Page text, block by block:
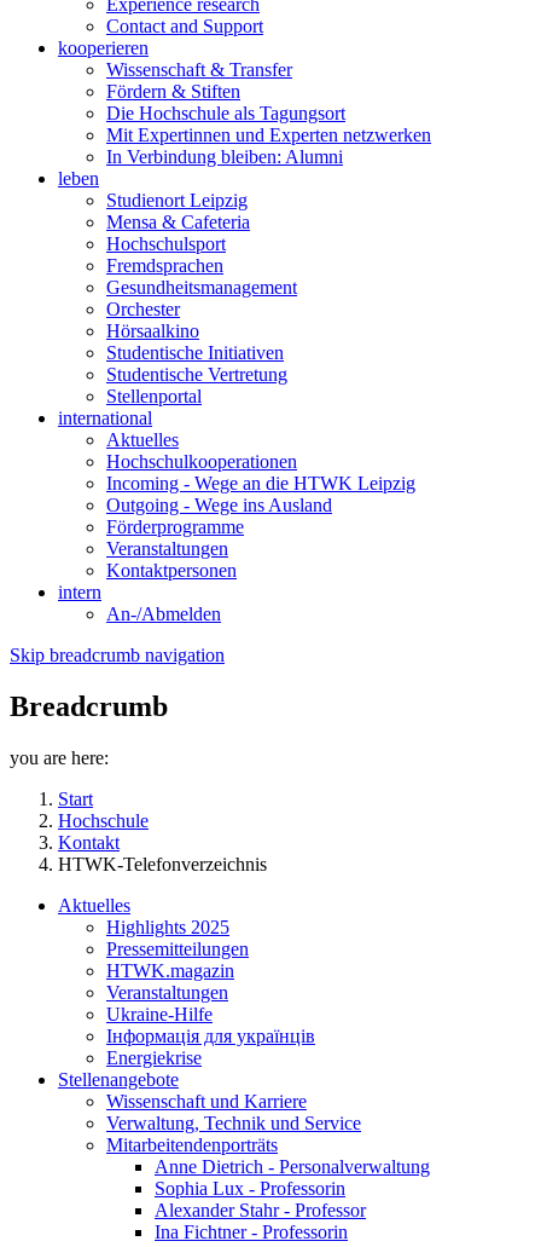
Experience research
Contact and Support
kooperieren
Wissenschaft & Transfer
Fördern & Stiften
Die Hochschule als Tagungsort
Mit Expertinnen und Experten netzwerken
In Verbindung bleiben: Alumni
leben
Studienort Leipzig
Mensa & Cafeteria
Hochschulsport
Fremdsprachen
Gesundheitsmanagement
Orchester
Hörsaalkino
Studentische Initiativen
Studentische Vertretung
Stellenportal
international
Aktuelles
Hochschulkooperationen
Incoming - Wege an die HTWK Leipzig
Outgoing - Wege ins Ausland
Förderprogramme
Veranstaltungen
Kontaktpersonen
intern
An-/Abmelden
Skip breadcrumb navigation
Breadcrumb
you are here:
Start
Hochschule
Kontakt
HTWK-Telefonverzeichnis
Aktuelles
Highlights 2025
Pressemitteilungen
HTWK.magazin
Veranstaltungen
Ukraine-Hilfe
Інформація для українців
Energiekrise
Stellenangebote
Wissenschaft und Karriere
Verwaltung, Technik und Service
Mitarbeitendenporträts
Anne Dietrich - Personalverwaltung
Sophia Lux - Professorin
Alexander Stahr - Professor
Ina Fichtner - Professorin